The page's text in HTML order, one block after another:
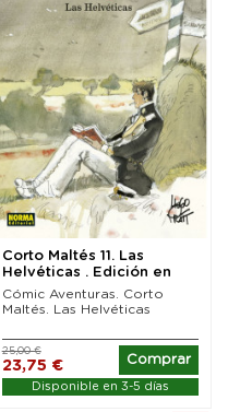
Corto Maltés 11. Las
Helvéticas . Edición en
color
Cómic Aventuras. Corto
Maltés. Las Helvéticas
23,75 €
25,00 €
Comprar
Disponible en 3-5 días